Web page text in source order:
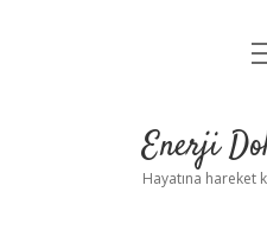
Yasal
Enerji
Hayatına hareket